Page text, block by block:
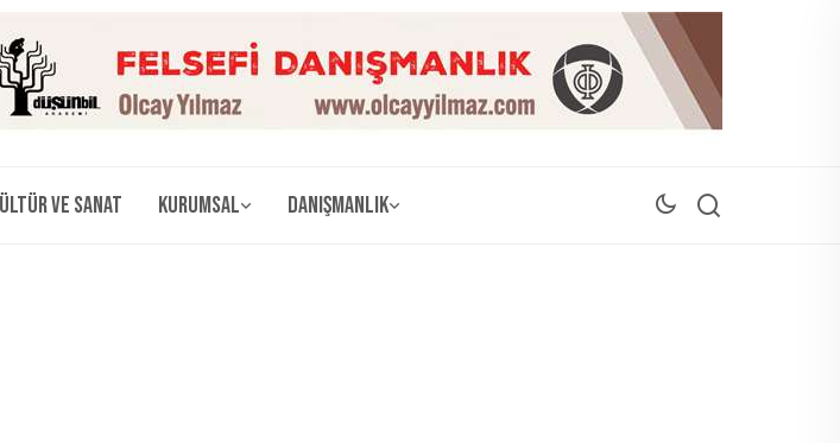
ve Sanat Kurumsal Danışmanlık